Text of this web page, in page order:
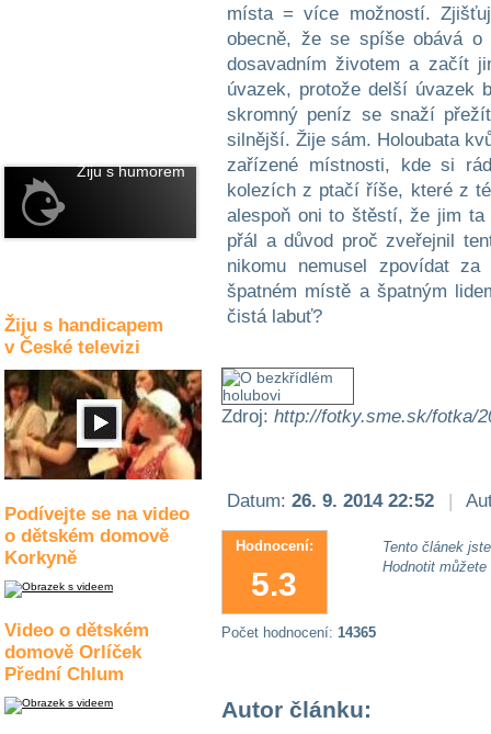
Žiju s humorem
Žiju s handicapem
v České televizi
Podívejte se na video
o dětském domově
Korkyně
Video o dětském
domově Orlíček
Přední Chlum
místa = více možností.
obecně, že se spíše obává
dosavadním životem a začít
úvazek, protože delší úvazek
skromný peníz se snaží
silnější. Žije sám. Holoubata
zařízené místnosti, kde si
kolezích z ptačí říše, které z
alespoň oni to štěstí, že jim
přál a důvod proč zveřejnil
nikomu nemusel zpovídat
špatném místě a špatným
čistá labuť?
Zdroj: http://fotky.sme.sk/fotka/
Datum: 26. 9. 2014 22:52 |
Hodnocení:
5.3
Tento článek
Hodnotit
Počet hodnocení: 14365
Autor článku: